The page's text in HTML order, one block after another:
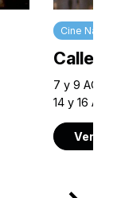
Cine
Calle
7 y 9 AGO
14 y 16
Ver